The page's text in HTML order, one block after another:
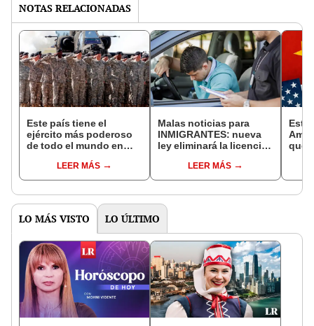
NOTAS RELACIONADAS
Este país tiene el
ejército más poderoso
de todo el mundo en
potencias como Rusia y
China
LEER MÁS
Malas noticias para
INMIGRANTES: nueva
ley eliminará la licencia
INDOCUMENTADOS en
Estados Unidos
LEER MÁS
Este
que
LO MÁS VISTO LO ÚLTIMO